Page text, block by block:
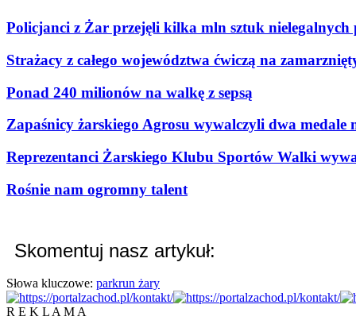
Policjanci z Żar przejęli kilka mln sztuk nielegalnych
Strażacy z całego województwa ćwiczą na
Ponad 240 milionów na walkę z sepsą
Zapaśnicy żarskiego Agrosu wywalczyli dwa medale
Reprezentanci Żarskiego Klubu Sportów Walki
Rośnie nam ogromny talent
Skomentuj nasz artykuł:
Słowa kluczowe: parkrun żary
R E K L A M A